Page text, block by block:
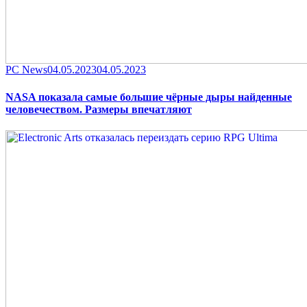
Category
PC NewsPosted
04.05.202304.05.2023
NASA показала самые большие чёрные дыры найденные
человечеством. Размеры впечатляют